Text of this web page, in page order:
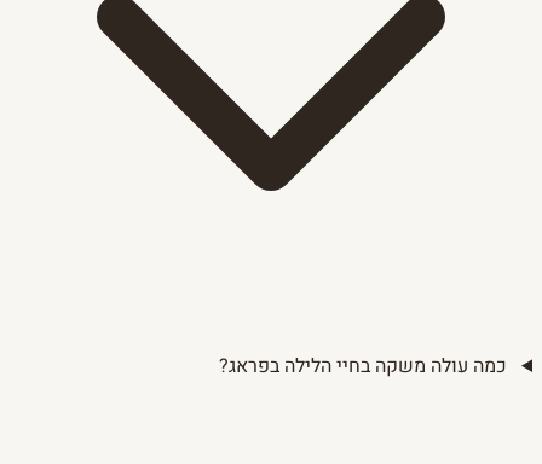
כמה עולה משקה בחיי הלילה בפראג?